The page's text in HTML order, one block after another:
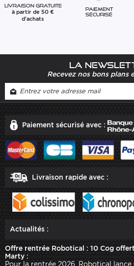
Livraison gratuite
à partir de 50 €
d'achats
Paiement
sécurisé
La
Recevez nos bons plans
Paiement sécurisé avec :
Livraison rapide avec :
Actualités :
Offre rentrée Robotical : 10 Cog
Marty :
Pour la rentrée 2026, Robotical